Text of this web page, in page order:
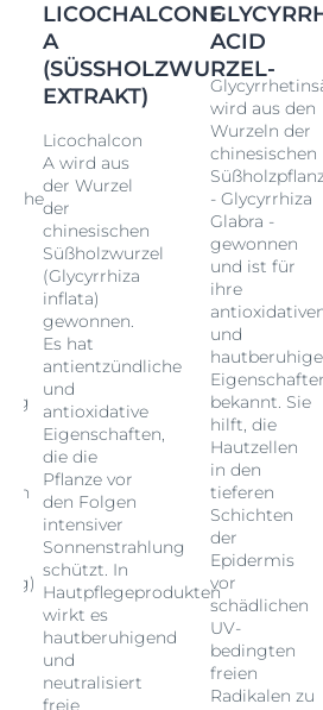
LICOCHALCONE
A
(SÜSSHOLZWURZEL-E
XTRAKT)
Licochalcon
A wird aus
der Wurzel
der
chinesischen
Süßholzwurzel
(Glycyrrhiza
inflata)
gewonnen.
Es hat
antientzündliche
und
antioxidative
Eigenschaften,
die die
Pflanze vor
den Folgen
intensiver
Sonnenstrahlung
schützt. In
Hautpflegeprodukten
wirkt es
hautberuhigend
und
neutralisiert
freie
ACID
wird aus den
Wurzeln der
chinesischen
- Glycyrrhiza
Glabra -
gewonnen
und ist für
ihre
und
bekannt. Sie
hilft, die
Hautzellen
in den
tieferen
Schichten
der
Epidermis
vor
schädlichen
UV-
bedingten
freien
Radikalen zu